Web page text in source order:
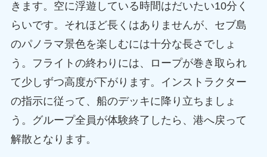
きます。空に浮遊している時間はだいたい10分く
らいです。それほど長くはありませんが、セブ島
のパノラマ景色を楽しむには十分な長さでしょ
う。フライトの終わりには、ロープが巻き取られ
て少しずつ高度が下がります。インストラクター
の指示に従って、船のデッキに降り立ちましょ
う。グループ全員が体験終了したら、港へ戻って
解散となります。